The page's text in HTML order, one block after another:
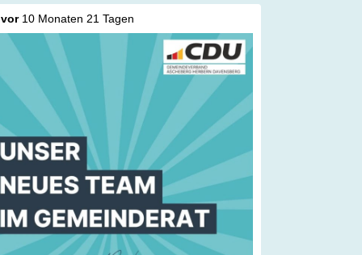
über 8 Millionen Euro aus dem
Geld fließt direkt vor Ort in wichtige Projekte ?
und zielgenau.
Schwerpunkte:
5 Milliarden Euro für Kitas, Schulen &
Milliarden Euro für energetische Sanierungen &
Außerdem: Investitionen in Straßen, Brücken,
Digitalisierung, Sport & Sicherheit
Korth (MdL) und Maximilian Sandhowe
Vorsitzender Ascheberg):
ist ein starkes Signal für unsere Region. Mit
NRW-Plan investieren wir in Bildung,
und Infrastruktur ? und damit direkt in
Zukunft unserer Gemeinde!" 🌟
vor10 Monaten 21 Tagen